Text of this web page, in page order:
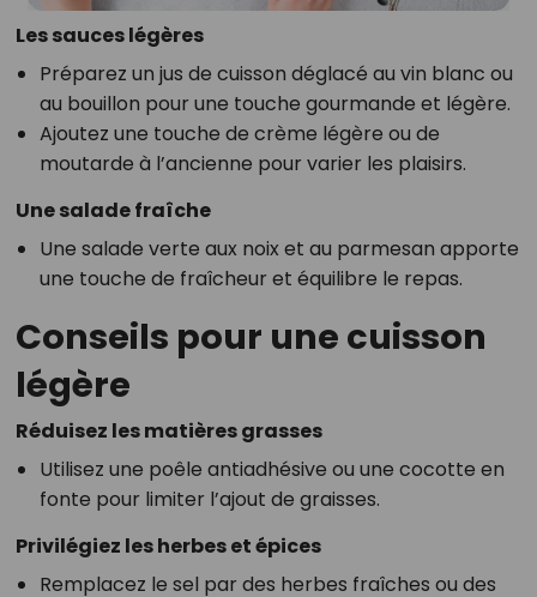
Les sauces légères
Préparez un jus de cuisson déglacé au vin blanc ou
au bouillon pour une touche gourmande et légère.
Ajoutez une touche de crème légère ou de
moutarde à l’ancienne pour varier les plaisirs.
Une salade fraîche
Une salade verte aux noix et au parmesan apporte
une touche de fraîcheur et équilibre le repas.
Conseils pour une cuisson
légère
Réduisez les matières grasses
Utilisez une poêle antiadhésive ou une cocotte en
fonte pour limiter l’ajout de graisses.
Privilégiez les herbes et épices
Remplacez le sel par des herbes fraîches ou des